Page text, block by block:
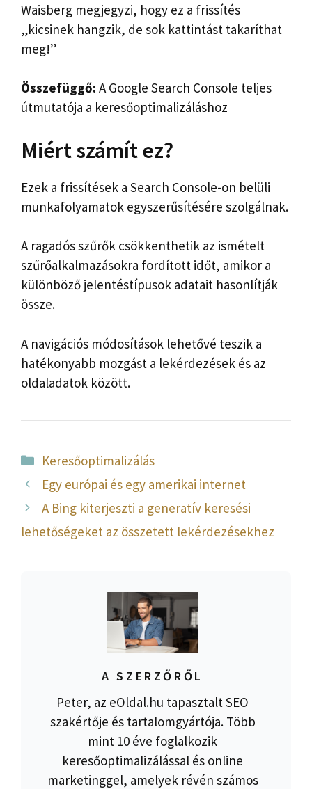
Waisberg megjegyzi, hogy ez a frissítés
„kicsinek hangzik, de sok kattintást takaríthat
meg!”
Összefüggő: A Google Search Console teljes
útmutatója a keresőoptimalizáláshoz
Miért számít ez?
Ezek a frissítések a Search Console-on belüli
munkafolyamatok egyszerűsítésére szolgálnak.
A ragadós szűrők csökkenthetik az ismételt
szűrőalkalmazásokra fordított időt, amikor a
különböző jelentéstípusok adatait hasonlítják
össze.
A navigációs módosítások lehetővé teszik a
hatékonyabb mozgást a lekérdezések és az
oldaladatok között.
Kategória
Keresőoptimalizálás
Egy európai és egy amerikai internet
A Bing kiterjeszti a generatív keresési
lehetőségeket az összetett lekérdezésekhez
A SZERZŐRŐL
Peter, az eOldal.hu tapasztalt SEO
szakértője és tartalomgyártója. Több
mint 10 éve foglalkozik
keresőoptimalizálással és online
marketinggel, amelyek révén számos